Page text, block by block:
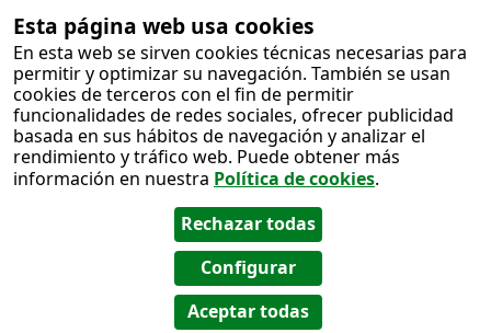
Esta página web usa cookies
En esta web se sirven cookies técnicas necesarias para
permitir y optimizar su navegación. También se usan
cookies de terceros con el fin de permitir
funcionalidades de redes sociales, ofrecer publicidad
basada en sus hábitos de navegación y analizar el
rendimiento y tráfico web. Puede obtener más
información en nuestra Política de cookies.